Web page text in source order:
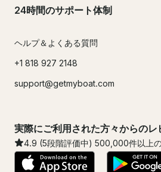
24時間のサポート体制
ヘルプ＆よくある質問
+1 818 927 2148
support@getmyboat.com
実際にご利用された方々からのレ
4.9 (5段階評価中) 500,000件以上